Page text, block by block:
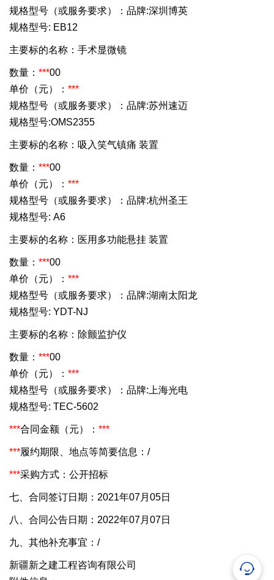
规格型号（或服务要求）：品牌:深圳博英
规格型号: EB12
主要标的名称：手术显微镜
数量： ***00
单价（元）： ***
规格型号（或服务要求）：品牌:苏州速迈
规格型号:OMS2355
主要标的名称：吸入笑气镇痛 装置
数量： ***00
单价（元）： ***
规格型号（或服务要求）：品牌:杭州圣王
规格型号: A6
主要标的名称：医用多功能悬挂 装置
数量： ***00
单价（元）： ***
规格型号（或服务要求）：品牌:湖南太阳龙
规格型号: YDT-NJ
主要标的名称：除颤监护仪
数量： ***00
单价（元）： ***
规格型号（或服务要求）：品牌:上海光电
规格型号: TEC-5602
***合同金额（元）： ***
***履约期限、地点等简要信息：/
***采购方式：公开招标
七、合同签订日期：2021年07月05日
八、合同公告日期：2022年07月07日
九、其他补充事宜：/
新疆新之建工程咨询有限公司